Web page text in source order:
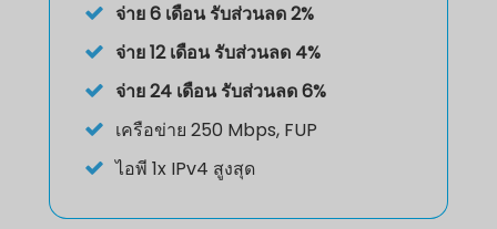
จ่าย 6 เดือน รับส่วนลด 2%
จ่าย 12 เดือน รับส่วนลด 4%
จ่าย 24 เดือน รับส่วนลด 6%
เครือข่าย 250 Mbps, FUP
ไอพี 1x IPv4 สูงสุด